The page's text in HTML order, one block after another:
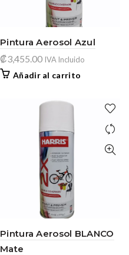
Pintura Aerosol Azul
₡3,455.00 IVA Incluido
Añadir al carrito
Pintura Aerosol BLANCO
Mate